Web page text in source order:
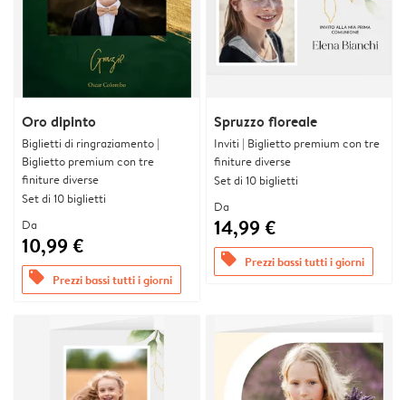
Oro dipinto
Biglietti di ringraziamento |
Biglietto premium con tre
finiture diverse
Set di 10 biglietti
Da
10,99 €
offers Prezzi bassi tutti i giorni
Spruzzo floreale
Inviti | Biglietto premium con tre
finiture diverse
Set di 10 biglietti
Da
14,99 €
offers Prezzi bassi tutti i giorni